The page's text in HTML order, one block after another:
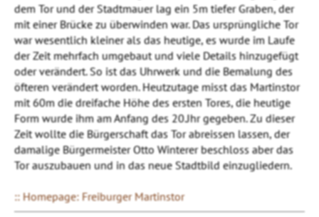
dem Tor und der Stadtmauer lag ein 5m tiefer Graben, der
mit einer Brücke zu überwinden war. Das ursprüngliche Tor
war wesentlich kleiner als das heutige, es wurde im Laufe
der Zeit mehrfach umgebaut und viele Details hinzugefügt
oder verändert. So ist das Uhrwerk und die Bemalung des
öfteren verändert worden. Heutzutage misst das Martinstor
mit 60m die dreifache Höhe des ersten Tores, die heutige
Form wurde ihm am Anfang des 20.Jhr gegeben. Zu dieser
Zeit wollte die Bürgerschaft das Tor abreissen lassen, der
damalige Bürgermeister Otto Winterer beschloss aber das
Tor auszubauen und in das neue Stadtbild einzugliedern.
:: Homepage: Freiburger Martinstor